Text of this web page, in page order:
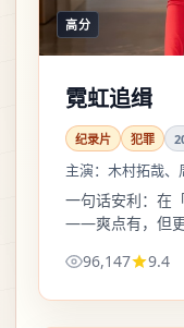
高分
霓虹追缉
纪录片 犯罪
主演： 木村拓哉、
一句话安利：在
——爽点有，但更
96,147
9.4